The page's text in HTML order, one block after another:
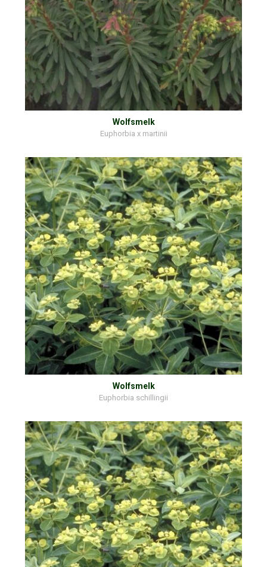
Wolfsmelk
Euphorbia x martinii
Wolfsmelk
Euphorbia schillingii